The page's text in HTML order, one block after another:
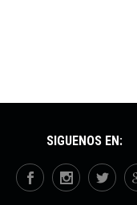
SÍGUENOS EN: